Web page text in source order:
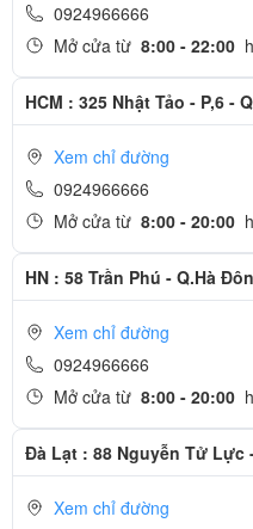
0924966666
Mở cửa từ 8:00 - 22:00
HCM : 325 Nhật Tảo - P,6 -
Xem chỉ đường
0924966666
Mở cửa từ 8:00 - 20:00
HN : 58 Trần Phú - Q.Hà
Xem chỉ đường
0924966666
Mở cửa từ 8:00 - 20:00
Đà Lạt : 88 Nguyễn Tử Lực
Xem chỉ đường